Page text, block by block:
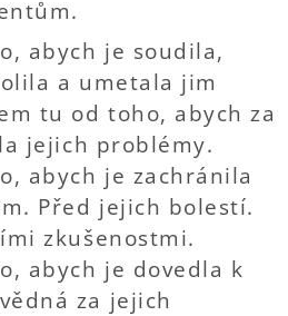
abych je soudila,
a umetala jim
tu od toho, abych za
jejich problémy.
abych je zachránila
Před jejich bolestí.
zkušenostmi.
abych je dovedla k
za jejich